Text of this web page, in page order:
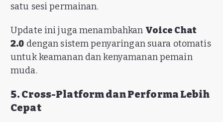
satu sesi permainan.
Update ini juga menambahkan Voice Chat
2.0 dengan sistem penyaringan suara otomatis
untuk keamanan dan kenyamanan pemain
muda.
5. Cross-Platform dan Performa Lebih
Cepat